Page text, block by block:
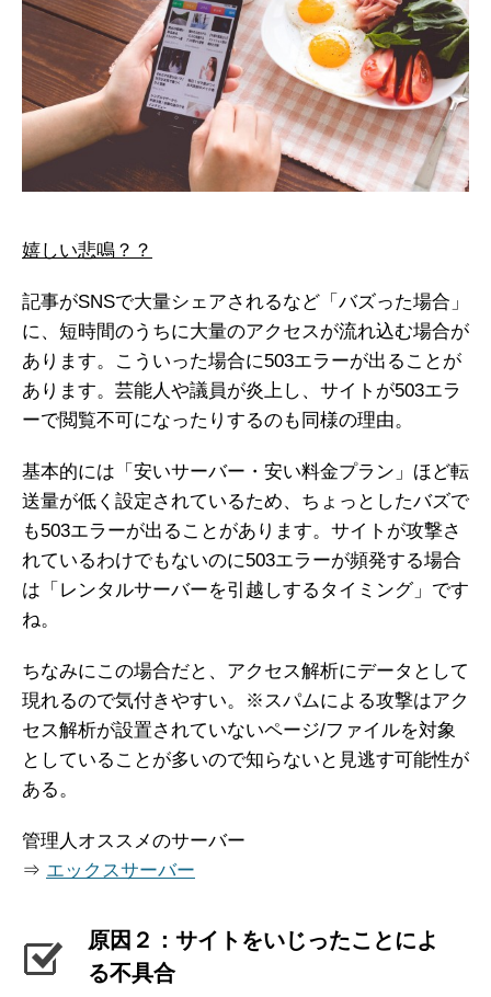
嬉しい悲鳴？？
記事がSNSで大量シェアされるなど「バズった場合」
に、短時間のうちに大量のアクセスが流れ込む場合が
あります。こういった場合に503エラーが出ることが
あります。芸能人や議員が炎上し、サイトが503エラ
ーで閲覧不可になったりするのも同様の理由。
基本的には「安いサーバー・安い料金プラン」ほど転
送量が低く設定されているため、ちょっとしたバズで
も503エラーが出ることがあります。サイトが攻撃さ
れているわけでもないのに503エラーが頻発する場合
は「レンタルサーバーを引越しするタイミング」です
ね。
ちなみにこの場合だと、アクセス解析にデータとして
現れるので気付きやすい。※スパムによる攻撃はアク
セス解析が設置されていないページ/ファイルを対象
としていることが多いので知らないと見逃す可能性が
ある。
管理人オススメのサーバー
⇒ エックスサーバー
原因２：サイトをいじったことによ
る不具合